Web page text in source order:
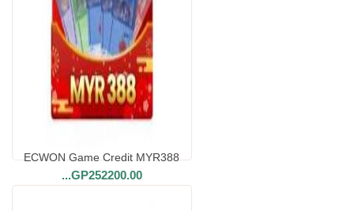
ECWON Game Credit MYR388
...GP252200.00